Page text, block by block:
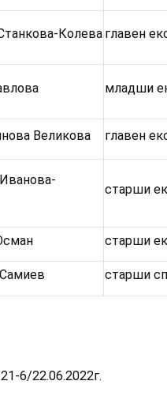
Колева главен
младши
Великова главен
старши
старши
старши
6/22.06.2022г.